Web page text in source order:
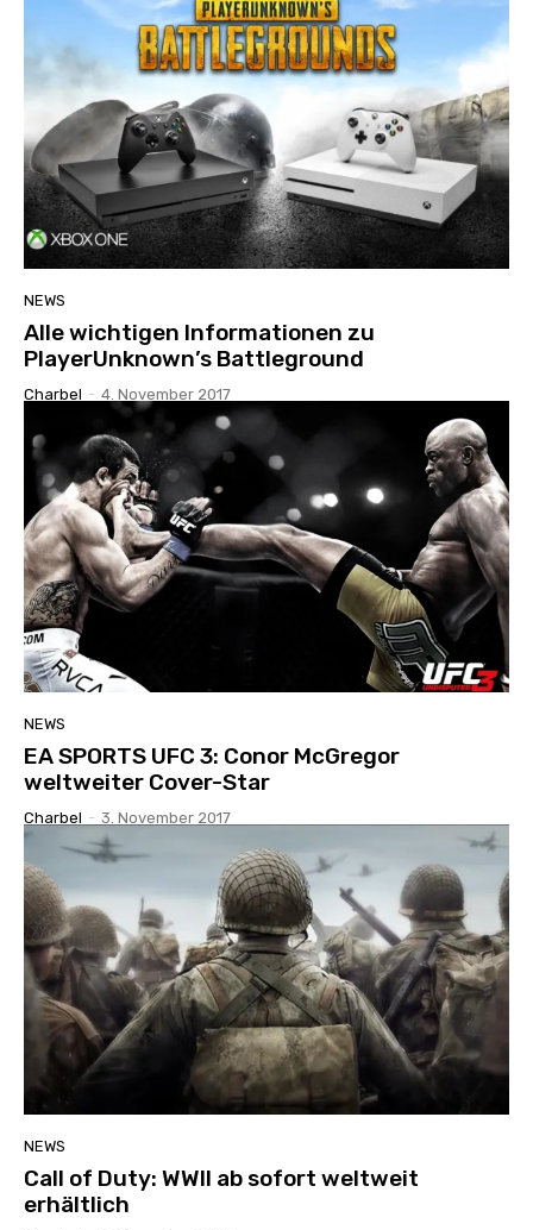
NEWS
Alle wichtigen Informationen zu
PlayerUnknown’s Battleground
Charbel - 4. November 2017
NEWS
EA SPORTS UFC 3: Conor McGregor
weltweiter Cover-Star
Charbel - 3. November 2017
NEWS
Call of Duty: WWII ab sofort weltweit
erhältlich